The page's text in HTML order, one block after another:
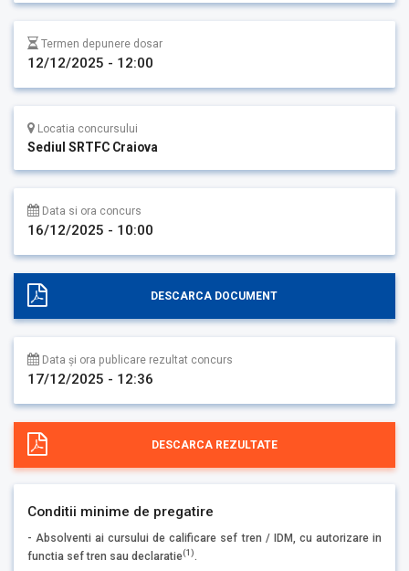
Termen depunere dosar
12/12/2025 - 12:00
Locatia concursului
Sediul SRTFC Craiova
Data si ora concurs
16/12/2025 - 10:00
DESCARCA DOCUMENT
Data și ora publicare rezultat concurs
17/12/2025 - 12:36
DESCARCA REZULTATE
Conditii minime de pregatire
- Absolventi ai cursului de calificare sef tren / IDM, cu autorizare in
functia sef tren sau declaratie(1)